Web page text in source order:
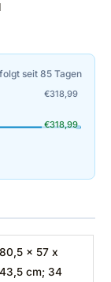
seit 85 Tagen
€318,99
€318,99
‎80,5 x 57 x
43,5 cm; 34